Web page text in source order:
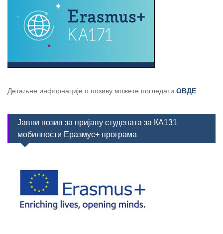
Детаљне инфорнације о позиву можете погледати ОВДЕ
Јавни позив за пријаву студената за КА131
мобилности Еразмус+ програма